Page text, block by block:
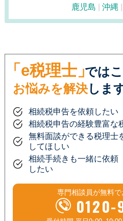
鹿児島 沖縄
「e税理士」では
お悩みを解決しま
相続税申告を依頼したい
相続税申告の経験豊富な
無料面談ができる税理士
してほしい
相続手続きも一緒に依頼
したい
専門相談員が無料で
0120-